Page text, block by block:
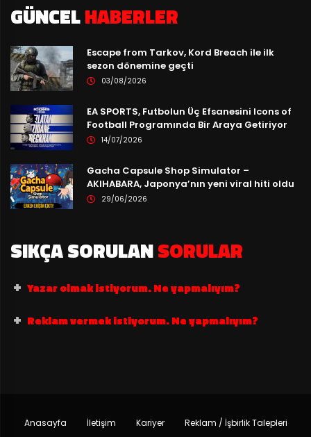
GÜNCELHABERLER
Escape from Tarkov, Kord Breach ile ilk
sezon dönemine geçti
03/08/2026
EA SPORTS, Futbolun Üç Efsanesini Icons of
Football Programında Bir Araya Getiriyor
14/07/2026
Gacha Capsule Shop Simulator –
AKIHABARA, Japonya’nın yeni viral hiti oldu
29/06/2026
SIKÇA SORULANSORULAR
Yazar olmak istiyorum. Ne yapmalıyım?
Reklam vermek istiyorum. Ne yapmalıyım?
Anasayfa İletişim Kariyer Reklam / İşbirlik Talepleri